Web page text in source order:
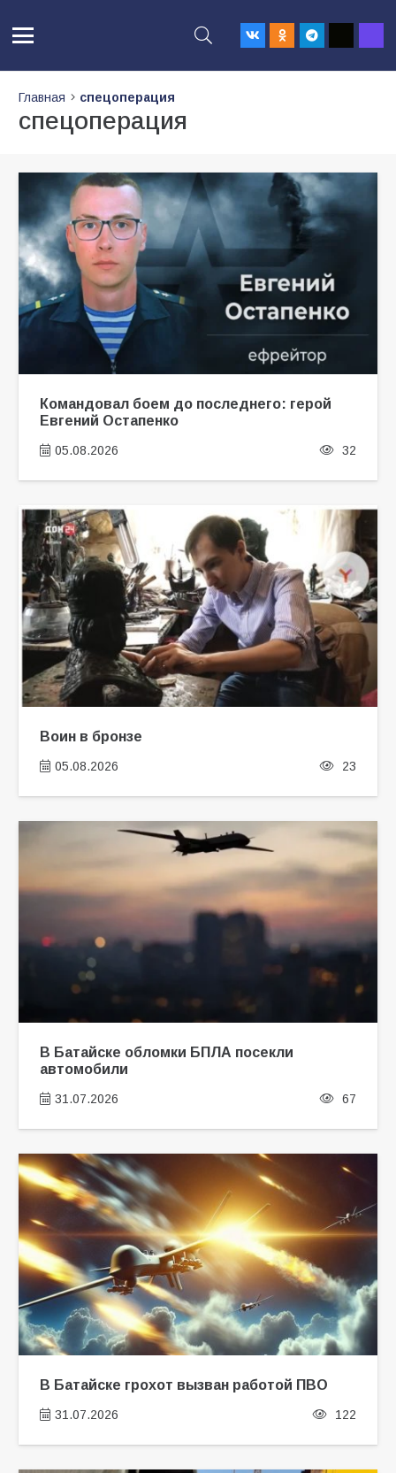
Главная спецоперация
спецоперация
Командовал боем до последнего: герой
Евгений Остапенко
05.08.2026 32
Воин в бронзе
05.08.2026 23
В Батайске обломки БПЛА посекли
автомобили
31.07.2026 67
В Батайске грохот вызван работой ПВО
31.07.2026 122